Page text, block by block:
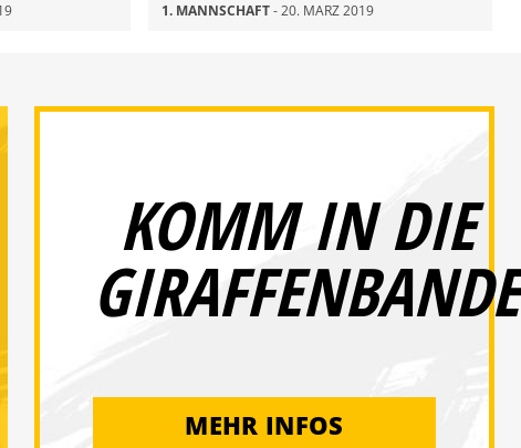
1. MANNSCHAFT- 20. MÄRZ 2019
KOMM IN DIE
GIRAFFENBANDE
MEHR INFOS